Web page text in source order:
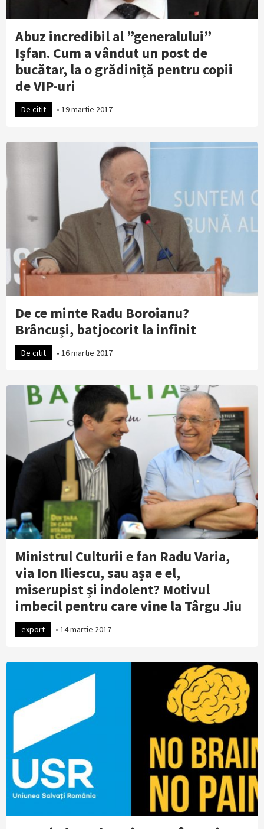
Abuz incredibil al ”generalului”
Ișfan. Cum a vândut un post de
bucătar, la o grădiniță pentru copii
de VIP-uri
De citit • 19 martie 2017
De ce minte Radu Boroianu?
Brâncuși, batjocorit la infinit
De citit • 16 martie 2017
Ministrul Culturii e fan Radu Varia,
via Ion Iliescu, sau așa e el,
miserupist și indolent? Motivul
imbecil pentru care vine la Târgu Jiu
export • 14 martie 2017